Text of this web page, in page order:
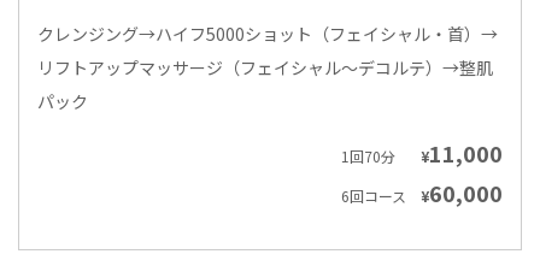
クレンジング→ハイフ5000ショット（フェイシャル・首）→
リフトアップマッサージ（フェイシャル～デコルテ）→整肌
パック
1回70分 ¥11,000
6回コース ¥60,000